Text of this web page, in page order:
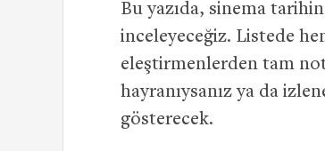
Bu yazıda, sinema
inceleyeceğiz. Listede
eleştirmenlerden tam
hayranıysanız ya da
gösterecek.